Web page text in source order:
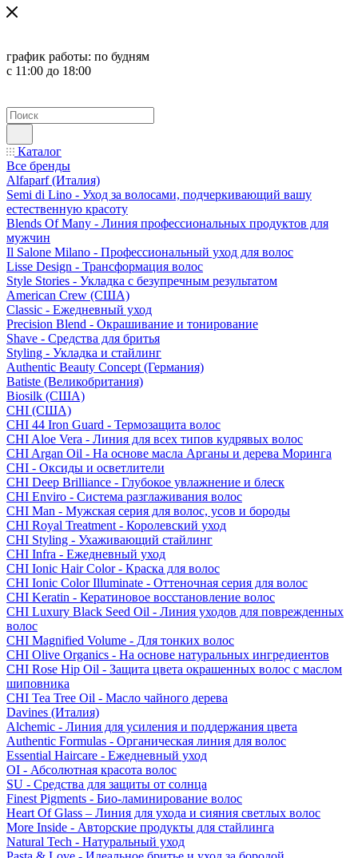
график работы: по будням
с 11:00 до 18:00
Каталог
Все бренды
Alfaparf (Италия)
Semi di Lino - Уход за волосами, подчеркивающий вашу
естественную красоту
Blends Of Many - Линия профессиональных продуктов для
мужчин
Il Salone Milano - Профессиональный уход для волос
Lisse Design - Трансформация волос
Style Stories - Укладка с безупречным результатом
American Crew (США)
Classic - Ежедневный уход
Precision Blend - Окрашивание и тонирование
Shave - Средства для бритья
Styling - Укладка и стайлинг
Authentic Beauty Concept (Германия)
Batiste (Великобритания)
Biosilk (США)
CHI (США)
CHI 44 Iron Guard - Термозащита волос
CHI Aloe Vera - Линия для всех типов кудрявых волос
CHI Argan Oil - На основе масла Арганы и дерева Моринга
CHI - Оксиды и осветлители
CHI Deep Brilliance - Глубокое увлажнение и блеск
CHI Enviro - Система разглаживания волос
CHI Man - Мужская серия для волос, усов и бороды
CHI Royal Treatment - Королевский уход
CHI Styling - Ухаживающий стайлинг
CHI Infra - Ежедневный уход
CHI Ionic Hair Color - Краска для волос
CHI Ionic Color Illuminate - Оттеночная серия для волос
CHI Keratin - Кератиновое восстановление волос
CHI Luxury Black Seed Oil - Линия уходов для поврежденных
волос
CHI Magnified Volume - Для тонких волос
CHI Olive Organics - На основе натуральных ингредиентов
CHI Rose Hip Oil - Защита цвета окрашенных волос с маслом
шиповника
CHI Tea Tree Oil - Масло чайного дерева
Davines (Италия)
Alchemic - Линия для усиления и поддержания цвета
Authentic Formulas - Органическая линия для волос
Essential Haircare - Eжедневный уход
OI - Абсолютная красота волос
SU - Средства для защиты от солнца
Finest Pigments - Био-ламинирование волос
Heart Of Glass – Линия для ухода и сияния светлых волос
More Inside - Авторские продукты для стайлинга
Natural Tech - Натуральный уход